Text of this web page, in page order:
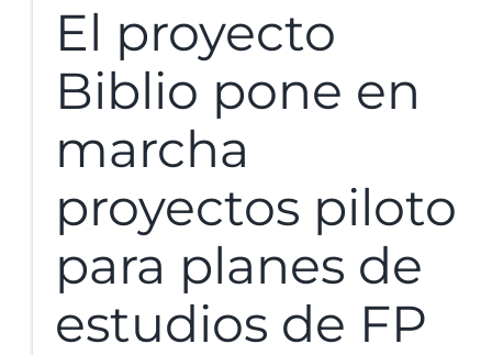
El proyecto
Biblio pone en
marcha
proyectos piloto
para planes de
estudios de FP